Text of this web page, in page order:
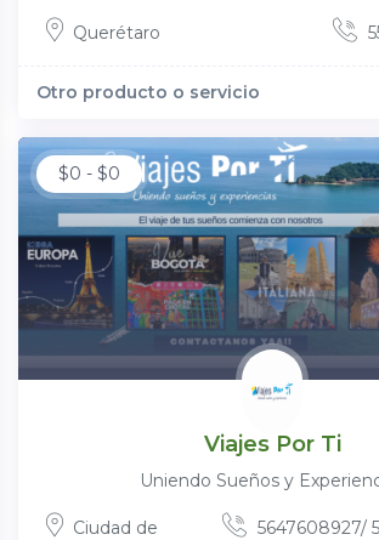
Querétaro
Otro producto o servicio
$0 - $0
Viajes Por Ti
Uniendo Sueños y
Ciudad de
5647608927/